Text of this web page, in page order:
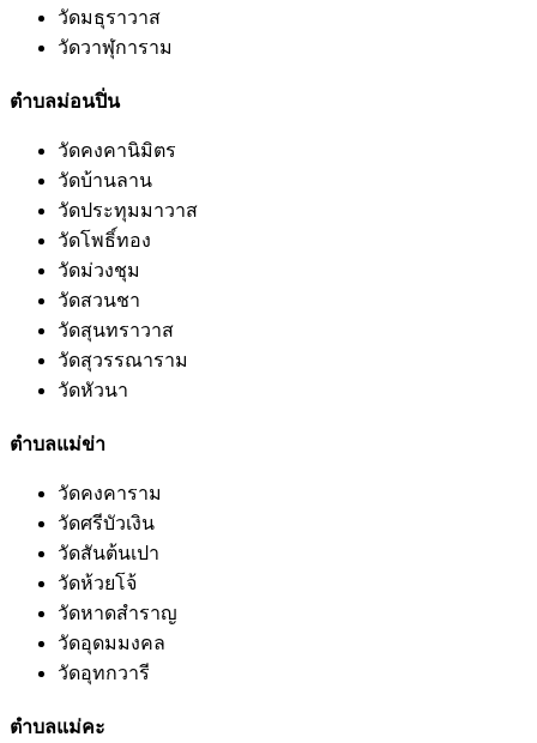
วัดมธุราวาส
วัดวาฬุการาม
ตำบลม่อนปิ่น
วัดคงคานิมิตร
วัดบ้านลาน
วัดประทุมมาวาส
วัดโพธิ์ทอง
วัดม่วงชุม
วัดสวนชา
วัดสุนทราวาส
วัดสุวรรณาราม
วัดหัวนา
ตำบลแม่ข่า
วัดคงคาราม
วัดศรีบัวเงิน
วัดสันต้นเปา
วัดห้วยโจ้
วัดหาดสำราญ
วัดอุดมมงคล
วัดอุทกวารี
ตำบลแม่คะ